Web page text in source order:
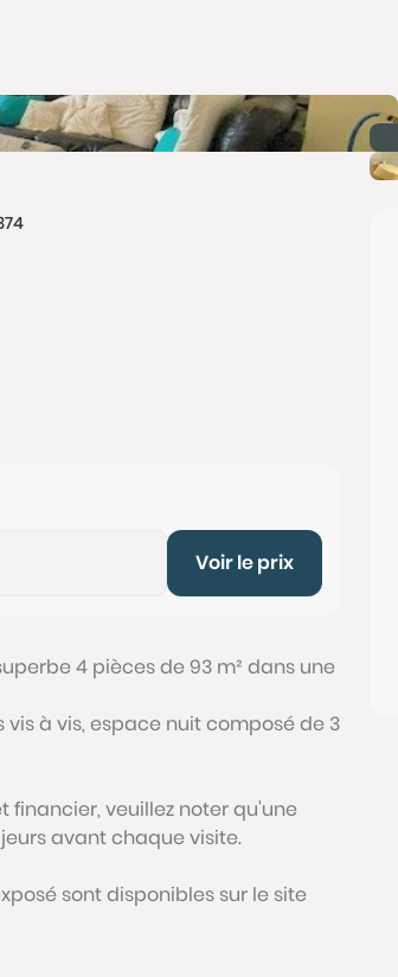
Voir le prix
4 pièces de 93 m² dans une
à vis, espace nuit composé de 3
financier, veuillez noter qu'une
avant chaque visite.
sont disponibles sur le site